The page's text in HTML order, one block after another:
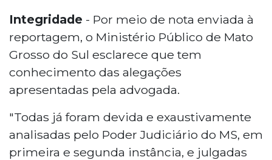
Integridade - Por meio de nota enviada à
reportagem, o Ministério Público de Mato
Grosso do Sul esclarece que tem
conhecimento das alegações
apresentadas pela advogada.
"Todas já foram devida e exaustivamente
analisadas pelo Poder Judiciário do MS, em
primeira e segunda instância, e julgadas